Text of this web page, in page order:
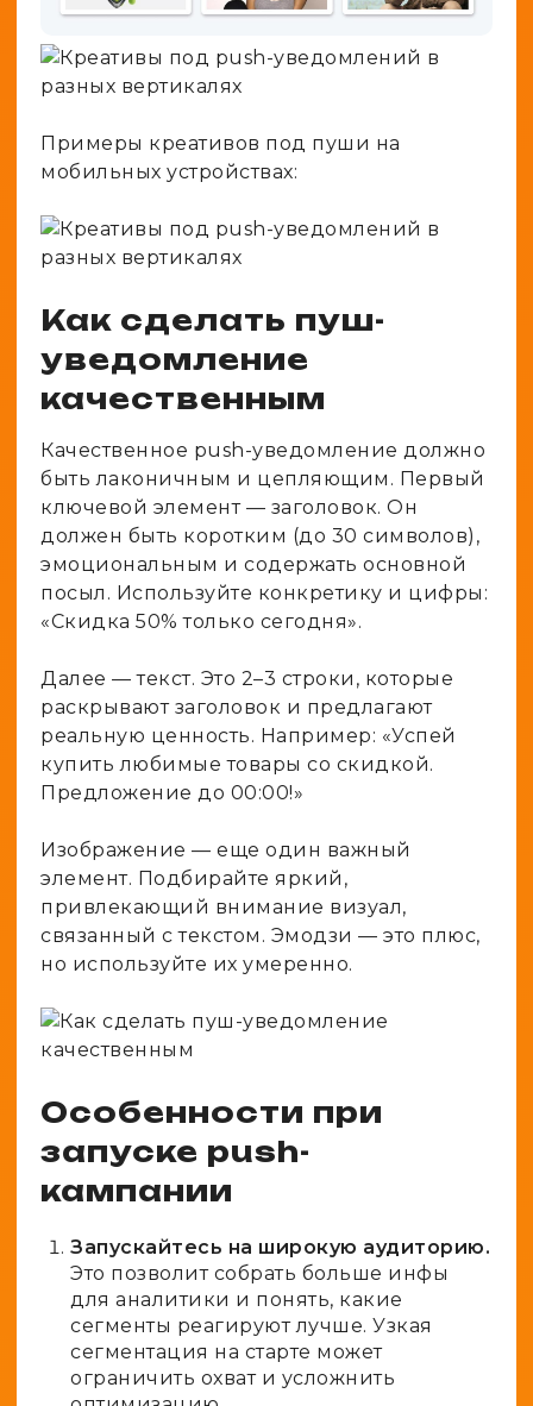
Примеры креативов под пуши на
мобильных устройствах:
Как сделать пуш-
уведомление
качественным
Качественное push-уведомление должно
быть лаконичным и цепляющим. Первый
ключевой элемент — заголовок. Он
должен быть коротким (до 30 символов),
эмоциональным и содержать основной
посыл. Используйте конкретику и цифры:
«Скидка 50% только сегодня».
Далее — текст. Это 2–3 строки, которые
раскрывают заголовок и предлагают
реальную ценность. Например: «Успей
купить любимые товары со скидкой.
Предложение до 00:00!»
Изображение — еще один важный
элемент. Подбирайте яркий,
привлекающий внимание визуал,
связанный с текстом. Эмодзи — это плюс,
но используйте их умеренно.
Особенности при
запуске push-
кампании
Запускайтесь на широкую аудиторию.
Это позволит собрать больше инфы
для аналитики и понять, какие
сегменты реагируют лучше. Узкая
сегментация на старте может
ограничить охват и усложнить